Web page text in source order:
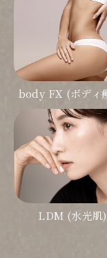
body FX (ボディ
LDM (水光肌)